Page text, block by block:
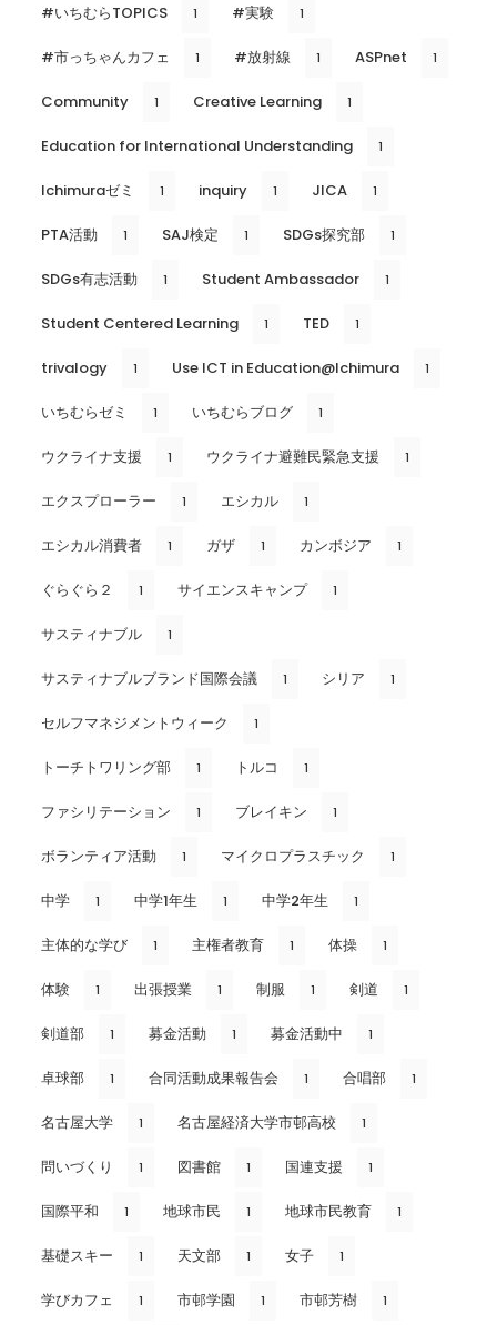
#いちむらTOPICS 1 #実験 1
#市っちゃんカフェ 1 #放射線 1 ASPnet 1
Community 1 Creative Learning 1
Education for International Understanding 1
Ichimuraゼミ 1 inquiry 1 JICA 1
PTA活動 1 SAJ検定 1 SDGs探究部 1
SDGs有志活動 1 Student Ambassador 1
Student Centered Learning 1 TED 1
trivalogy 1 Use ICT in Education@Ichimura 1
いちむらゼミ 1 いちむらブログ 1
ウクライナ支援 1 ウクライナ避難民緊急支援 1
エクスプローラー 1 エシカル 1
エシカル消費者 1 ガザ 1 カンボジア 1
ぐらぐら２ 1 サイエンスキャンプ 1
サスティナブル 1
サスティナブルブランド国際会議 1 シリア 1
セルフマネジメントウィーク 1
トーチトワリング部 1 トルコ 1
ファシリテーション 1 ブレイキン 1
ボランティア活動 1 マイクロプラスチック 1
中学 1 中学1年生 1 中学2年生 1
主体的な学び 1 主権者教育 1 体操 1
体験 1 出張授業 1 制服 1 剣道 1
剣道部 1 募金活動 1 募金活動中 1
卓球部 1 合同活動成果報告会 1 合唱部 1
名古屋大学 1 名古屋経済大学市邨高校 1
問いづくり 1 図書館 1 国連支援 1
国際平和 1 地球市民 1 地球市民教育 1
基礎スキー 1 天文部 1 女子 1
学びカフェ 1 市邨学園 1 市邨芳樹 1